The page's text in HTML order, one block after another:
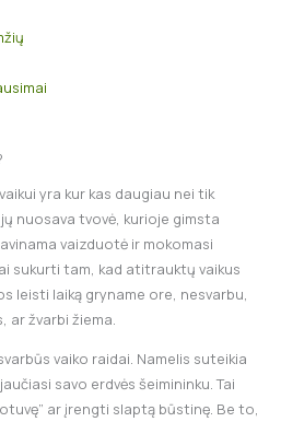
yra kur kas daugiau nei tik
nuosava tvovė, kurioje gimsta
vaizduotė ir mokomasi
sukurti tam, kad atitrauktų vaikus
leisti laiką gryname ore, nesvarbu,
ar žvarbi žiema.
vaiko raidai. Namelis suteikia
savo erdvės šeimininku. Tai
ar įrengti slaptą būstinę. Be to,